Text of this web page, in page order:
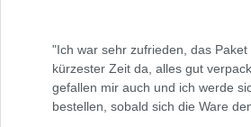
"Ich war sehr zufrieden, das
kürzester Zeit da, alles gut
gefallen mir auch und ich werde
bestellen, sobald sich die Ware